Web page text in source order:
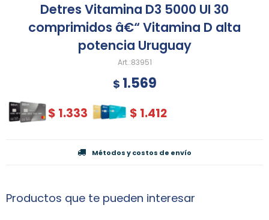
Detres Vitamina D3 5000 UI 30
comprimidos â€“ Vitamina D alta
potencia Uruguay
83951
$ 1.569
$ 1.333 $ 1.412
Métodos y costos de envío
Productos que te pueden interesar